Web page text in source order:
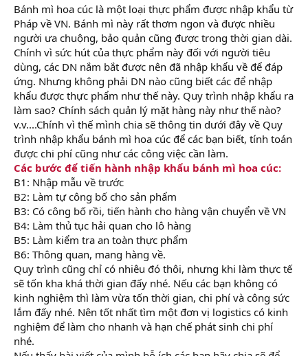
e
r
Bánh mì hoa cúc là một loại thực phẩm được nhập khẩu từ
Pháp về VN. Bánh mì này rất thơm ngon và được nhiều
người ưa chuộng, bảo quản cũng được trong thời gian dài.
Chính vì sức hút của thực phẩm này đối với người tiêu
dùng, các DN nắm bắt được nên đã nhập khẩu về để đáp
ứng. Nhưng không phải DN nào cũng biết các để nhập
khẩu được thực phẩm như thế này. Quy trình nhập khẩu ra
làm sao? Chính sách quản lý mặt hàng này như thế nào?
v.v....Chính vì thế mình chia sẽ thông tin dưới đây về Quy
trình nhập khẩu bánh mì hoa cúc để các bạn biết, tính toán
được chi phí cũng như các công việc cần làm.
Các bước để tiến hành nhập khẩu bánh mì hoa cúc:
B1: Nhập mẫu về trước
B2: Làm tự công bố cho sản phẩm
B3: Có công bố rồi, tiến hành cho hàng vận chuyển về VN
B4: Làm thủ tục hải quan cho lô hàng
B5: Làm kiểm tra an toàn thực phẩm
B6: Thông quan, mang hàng về.
Quy trình cũng chỉ có nhiêu đó thôi, nhưng khi làm thực tế
sẽ tốn kha khá thời gian đấy nhé. Nếu các bạn không có
kinh nghiệm thì làm vừa tốn thời gian, chi phí và công sức
lắm đấy nhé. Nên tốt nhất tìm một đơn vị logistics có kinh
nghiệm để làm cho nhanh và hạn chế phát sinh chi phí
nhé.